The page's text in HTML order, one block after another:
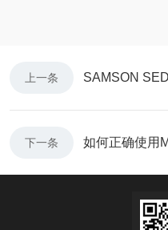
上一条
下一条 如何正确使用